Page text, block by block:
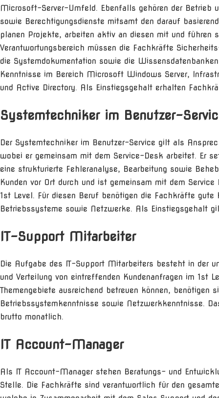
Microsoft-Server-Umfeld. Ebenfalls gehören der
sowie Berechtigungsdienste mitsamt den darauf
planen Projekte, arbeiten aktiv an diesen mit und führen
Verantwortungsbereich müssen die Fachkräfte
die Systemdokumentation sowie die
Kenntnisse im Bereich Microsoft Windows Server,
und Active Directory. Als Einstiegsgehalt erhalten
Systemtechniker im Benutzer-
Der Systemtechniker im Benutzer-Service gilt als
wobei er gemeinsam mit dem Service-Desk arbeitet. Er
eine strukturierte Fehleranalyse, Bearbeitung sowie
Kunden vor Ort durch und ist gemeinsam mit dem
1st Level. Für diesen Beruf benötigen die Fachkräfte
Betriebssysteme sowie Netzwerke. Als Einstiegsgehalt
IT-Support Mitarbeiter
Die Aufgabe des IT-Support Mitarbeiters besteht in der
und Verteilung von eintreffenden Kundenanfragen im 1st
Themengebiete ausreichend betreuen können,
Betriebssystemkenntnisse sowie Netzwerkkenntnisse.
brutto monatlich.
IT Account-Manager
Als IT Account-Manager stehen Beratungs- und
Stelle. Die Fachkräfte sind verantwortlich für den